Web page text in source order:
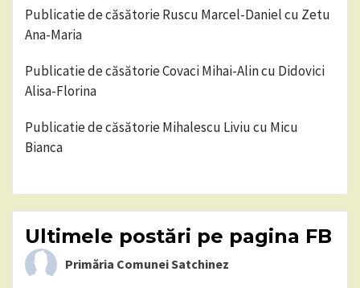
Publicatie de căsătorie Ruscu Marcel-Daniel cu Zetu
Ana-Maria
Publicatie de căsătorie Covaci Mihai-Alin cu Didovici
Alisa-Florina
Publicatie de căsătorie Mihalescu Liviu cu Micu
Bianca
Ultimele postări pe pagina FB
Primăria Comunei Satchinez